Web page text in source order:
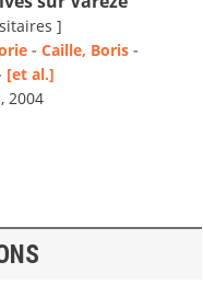
]
- Caille, Boris -
[et al.]
2004